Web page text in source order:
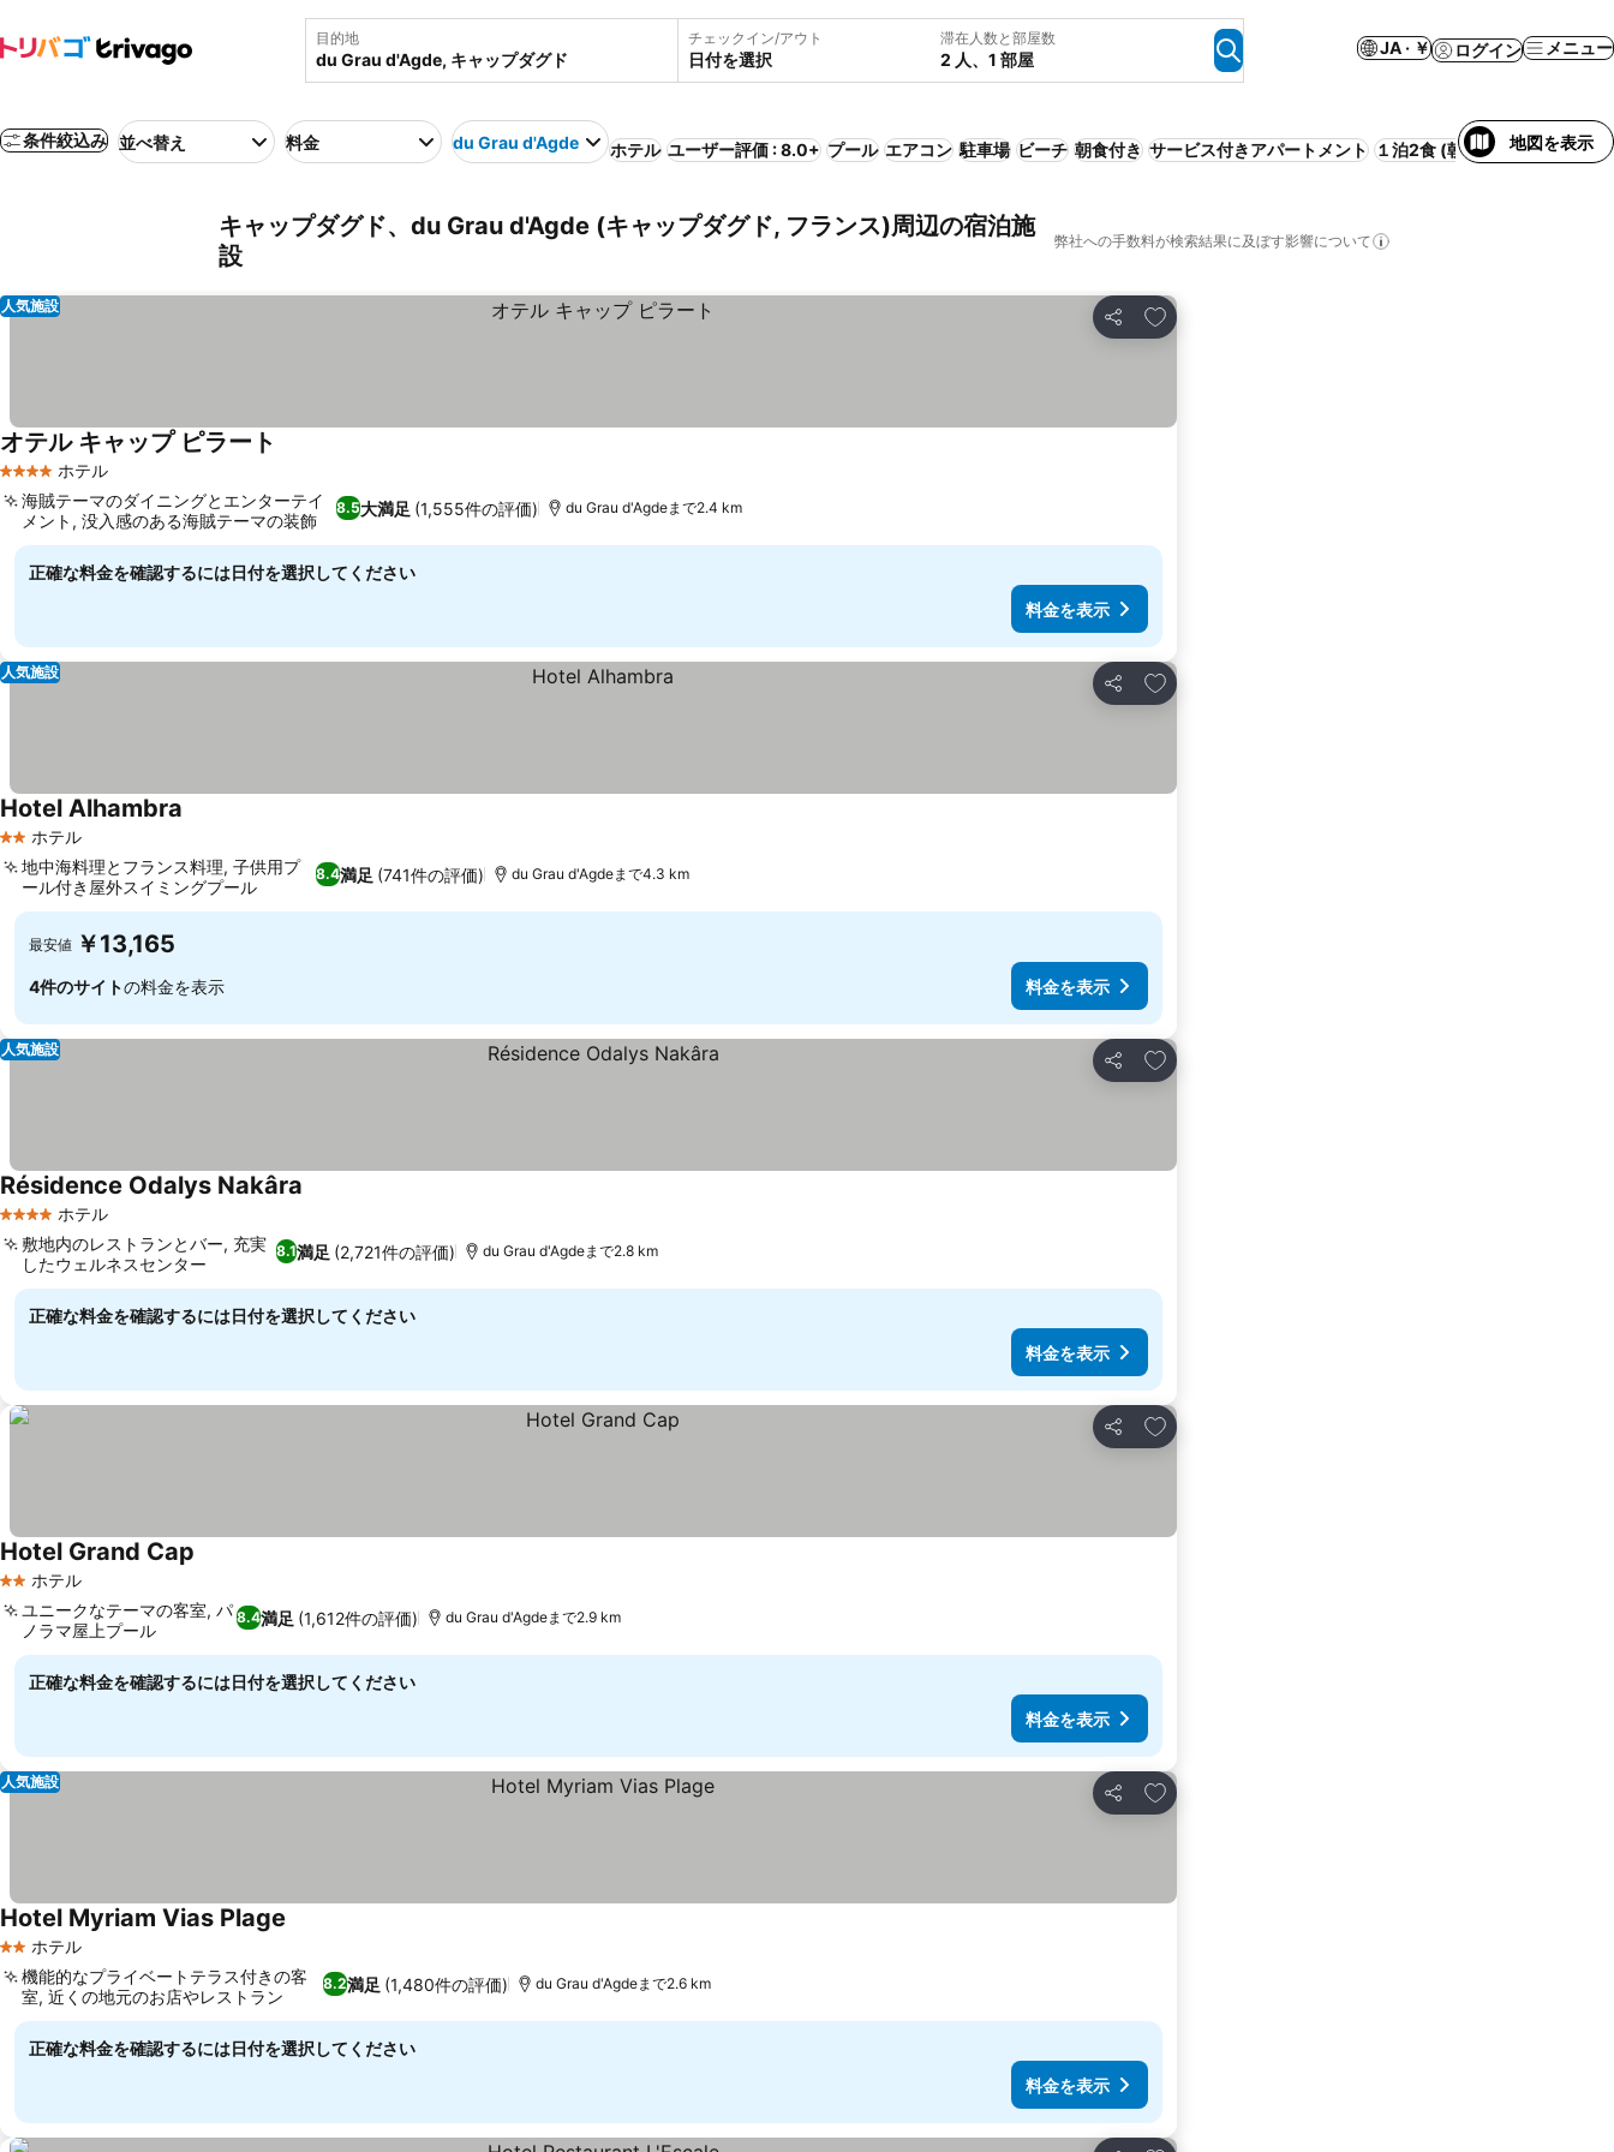
目的地 チェックイン/アウト
日付を選択
滞在人数と部屋数
2 人、1 部屋
JA · ￥ ログイン メニュー
条件絞込み 並べ替え 料金 du Grau d'Agde ホテル ユーザー評価 : 8.0+ プール エアコン 駐車場 ビーチ 朝食付き サービス付きアパートメント １泊2食 (朝夕) 付き バケーシ
地図を表示
キャップダグド、du Grau d'Agde (キャップダグド, フランス)周辺の宿泊施
設
弊社への手数料が検索結果に及ぼす影響について
シェア
お気に入りに追加
人気施設
4 ホテルのランク
ホテル
オテル キャップ ピラート
8.5大満足 (1,555件の評価)
海賊テーマのダイニングとエンターテイ
メント, 没入感のある海賊テーマの装飾
du Grau d'Agdeまで2.4 km
正確な料金を確認するには日付を選択してください
料金を表示
シェア
お気に入りに追加
人気施設
2 ホテルのランク
ホテル
Hotel Alhambra
8.4満足 (741件の評価)
地中海料理とフランス料理, 子供用プ
ール付き屋外スイミングプール
du Grau d'Agdeまで4.3 km
最安値 ￥13,165
4件のサイトの料金を表示 料金を表示
シェア
お気に入りに追加
人気施設
4 ホテルのランク
ホテル
Résidence Odalys Nakâra
8.1満足 (2,721件の評価)
敷地内のレストランとバー, 充実
したウェルネスセンター
du Grau d'Agdeまで2.8 km
正確な料金を確認するには日付を選択してください
料金を表示
シェア
お気に入りに追加
2 ホテルのランク
ホテル
Hotel Grand Cap
8.4満足 (1,612件の評価)
ユニークなテーマの客室, パ
ノラマ屋上プール
du Grau d'Agdeまで2.9 km
正確な料金を確認するには日付を選択してください
料金を表示
シェア
お気に入りに追加
人気施設
2 ホテルのランク
ホテル
Hotel Myriam Vias Plage
8.2満足 (1,480件の評価)
機能的なプライベートテラス付きの客
室, 近くの地元のお店やレストラン
du Grau d'Agdeまで2.6 km
正確な料金を確認するには日付を選択してください
料金を表示